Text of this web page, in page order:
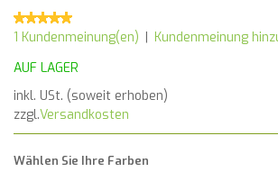
1 Kundenmeinung(en) | Kundenmeinung
AUF LAGER
inkl. USt. (soweit erhoben)
zzgl.Versandkosten
Wählen Sie Ihre Farben